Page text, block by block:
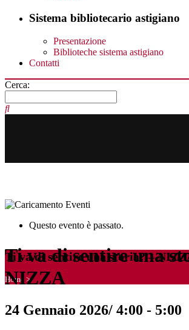
Sistema bibliotecario astigiano
Presentazione
Biblioteche sistema astigiano
Contatti
Cerca:
Ti va di sentire una storia? –
Home >
Questo evento è passato.
Ti va di sentire una
NIZZA
24 Gennaio 2026/ 4:00 - 5:00